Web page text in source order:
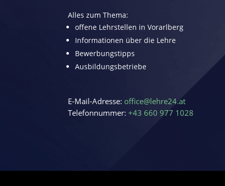
Alles zum Thema:
offene Lehrstellen in Vorarlberg
Informationen über die Lehre
Bewerbungstipps
Ausbildungsbetriebe
E-Mail-Adresse: office@lehre24.at
Telefonnummer:+43 660 977 1028